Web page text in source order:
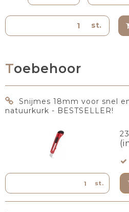
st.
Toebehoor
Snijmes 18mm voor snel
natuurkurk - BESTSELLER!
st.